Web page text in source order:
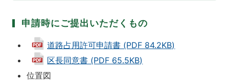
申請時にご提出いただくもの
道路占用許可申請書 (PDF 84.2KB)
区長同意書 (PDF 65.5KB)
位置図